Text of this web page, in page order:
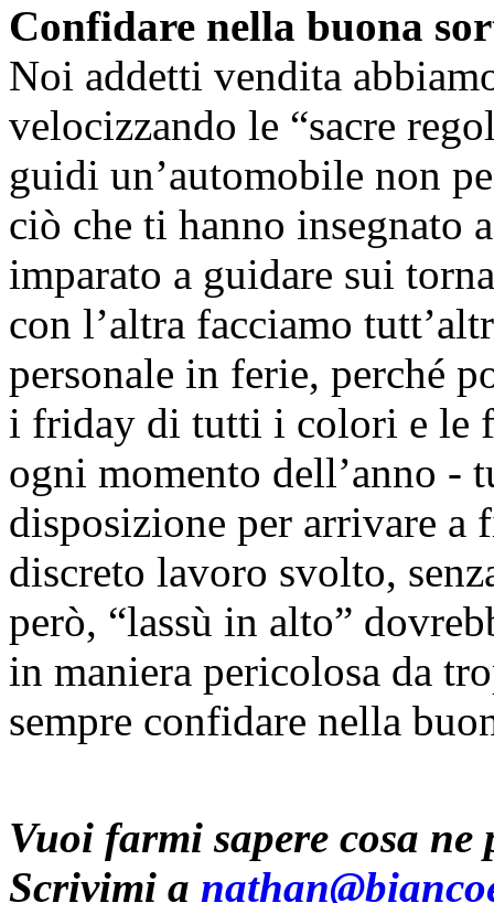
Confidare nella buona
Noi addetti vendita
velocizzando le “sacre
guidi un’automobile non
ciò che ti hanno insegnato
imparato a guidare sui
con l’altra facciamo
personale in ferie, perché
i friday di tutti i colori e le
ogni momento dell’anno -
disposizione per arrivare a
discreto lavoro svolto,
però, “lassù in alto”
in maniera pericolosa da
sempre confidare nella
Vuoi farmi sapere cosa
Scrivimi a